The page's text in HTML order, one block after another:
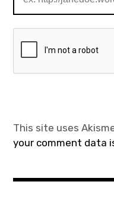
This site uses
your comment data